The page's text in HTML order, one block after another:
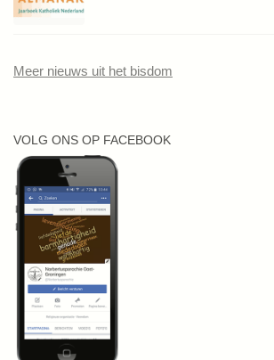
Meer nieuws uit het bisdom
VOLG ONS OP FACEBOOK